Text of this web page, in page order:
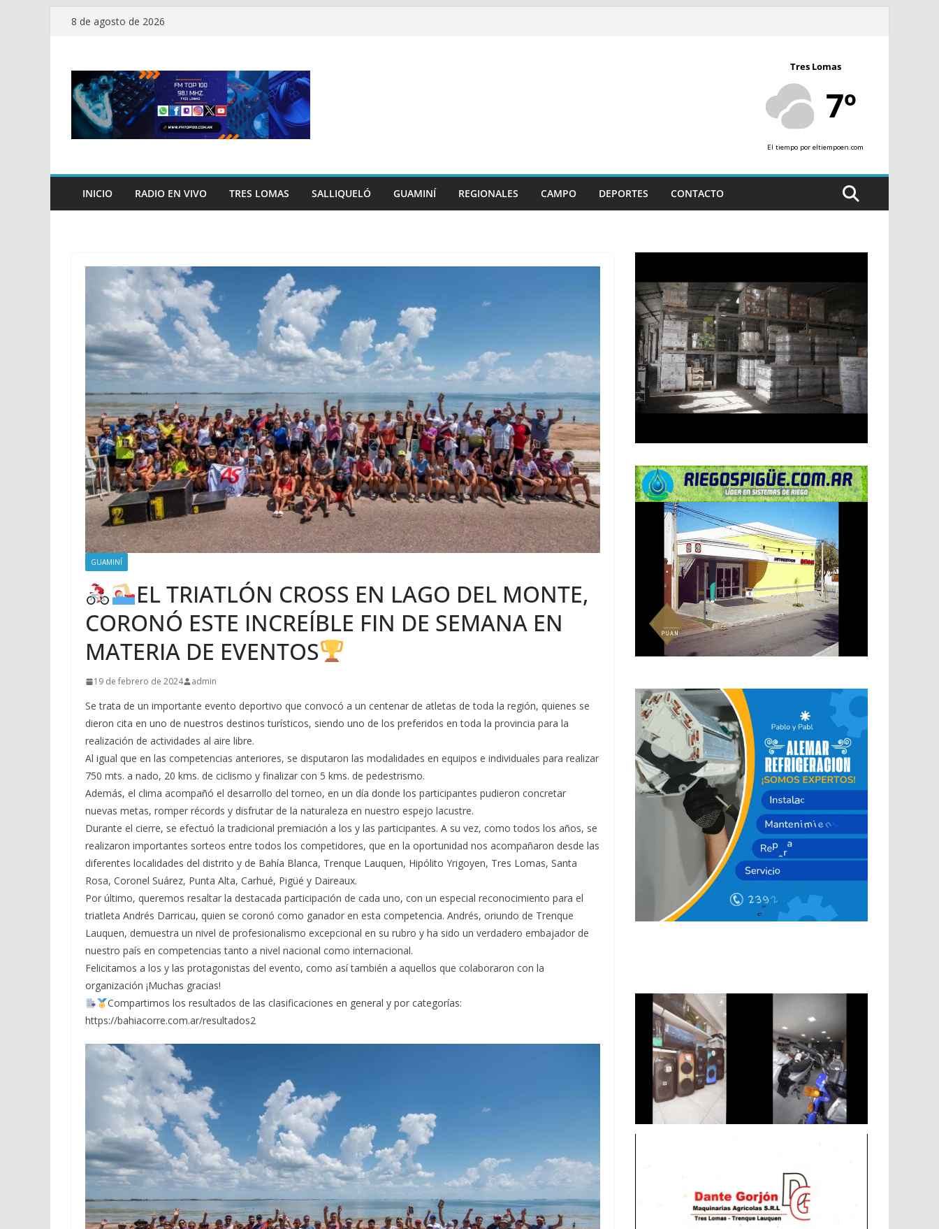
Saltar8 de agosto de 2026
Tres Lomas
7º
El tiempo por eltiempoen.com
INICIO RADIO EN VIVO TRES LOMAS SALLIQUELÓ GUAMINÍ REGIONALES CAMPO DEPORTES CONTACTO
GUAMINÍ
EL TRIATLÓN CROSS EN LAGO DEL MONTE,
CORONÓ ESTE INCREÍBLE FIN DE SEMANA EN
MATERIA DE EVENTOS
19 de febrero de 2024 admin
Se trata de un importante evento deportivo que convocó a un centenar de atletas de toda la región, quienes se
dieron cita en uno de nuestros destinos turísticos, siendo uno de los preferidos en toda la provincia para la
realización de actividades al aire libre.
Al igual que en las competencias anteriores, se disputaron las modalidades en equipos e individuales para realizar
750 mts. a nado, 20 kms. de ciclismo y finalizar con 5 kms. de pedestrismo.
Además, el clima acompañó el desarrollo del torneo, en un día donde los participantes pudieron concretar
nuevas metas, romper récords y disfrutar de la naturaleza en nuestro espejo lacustre.
Durante el cierre, se efectuó la tradicional premiación a los y las participantes. A su vez, como todos los años, se
realizaron importantes sorteos entre todos los competidores, que en la oportunidad nos acompañaron desde las
diferentes localidades del distrito y de Bahía Blanca, Trenque Lauquen, Hipólito Yrigoyen, Tres Lomas, Santa
Rosa, Coronel Suárez, Punta Alta, Carhué, Pigüé y Daireaux.
Por último, queremos resaltar la destacada participación de cada uno, con un especial reconocimiento para el
triatleta Andrés Darricau, quien se coronó como ganador en esta competencia. Andrés, oriundo de Trenque
Lauquen, demuestra un nivel de profesionalismo excepcional en su rubro y ha sido un verdadero embajador de
nuestro país en competencias tanto a nivel nacional como internacional.
Felicitamos a los y las protagonistas del evento, como así también a aquellos que colaboraron con la
organización ¡Muchas gracias!
Compartimos los resultados de las clasificaciones en general y por categorías:
https://bahiacorre.com.ar/resultados2